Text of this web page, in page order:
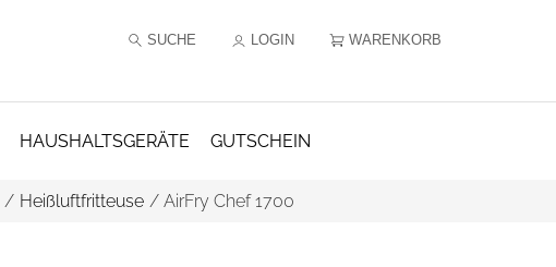
SUCHE LOGIN WARENKORB
HAUSHALTSGERÄTE GUTSCHEIN
/ Heißluftfritteuse / AirFry Chef 1700